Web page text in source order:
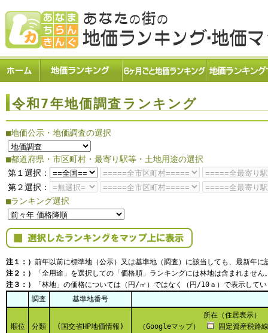
令和7年地価調査ランキング
■地価公示・地価調査の選択
■都道府県・市区町村・最寄り駅等・土地用途の選択
第１選択：
第２選択：
■ランキング選択
注１：） 前年以前に標準地（公示）又は基準地（調査）に該当しても、最新年
注２：）
「全用途」を選択しての「価格順」ランキングには林地は含まれません
注３：）
「林地」の価格については（円/㎡）ではなく（円/10ａ）で表示して
調査
基準地番号
順位 分類 (国交省HP地価情報)
所在（住居表示）
（Googleマップ）
固定資産税路